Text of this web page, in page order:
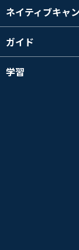
ネイティブキャ
ガイド
学習